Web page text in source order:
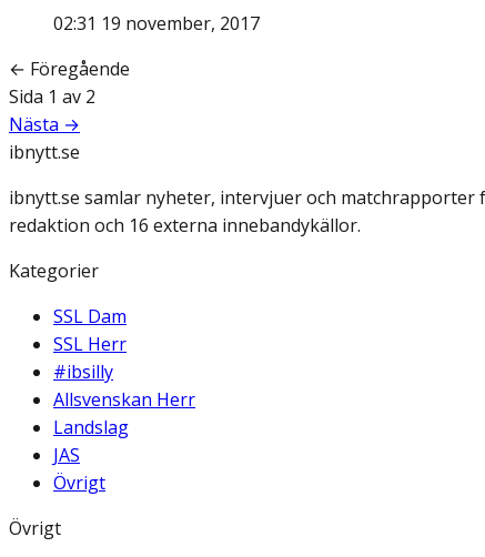
02:31 19 november, 2017
← Föregående
Sida 1 av 2
Nästa →
ibnytt.se
ibnytt.se samlar nyheter, intervjuer och matchrapporter
redaktion och 16 externa innebandykällor.
Kategorier
SSL Dam
SSL Herr
#ibsilly
Allsvenskan Herr
Landslag
JAS
Övrigt
Övrigt